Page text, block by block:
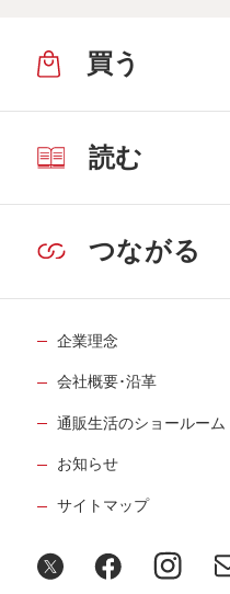
買う
読む
つながる
企業理念
会社概要･沿革
通販生活のショールーム
お知らせ
サイトマップ